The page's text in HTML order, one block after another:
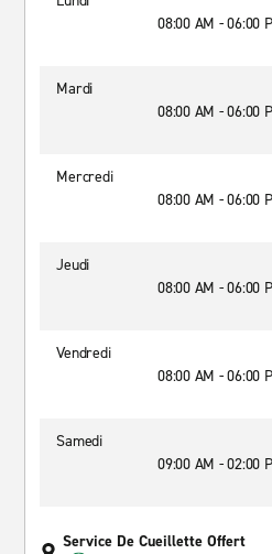
08:00 AM - 06:00
Mardi
08:00 AM - 06:00
Mercredi
08:00 AM - 06:00
Jeudi
08:00 AM - 06:00
Vendredi
08:00 AM - 06:00
Samedi
09:00 AM - 02:00
Service De Cueillette Offert